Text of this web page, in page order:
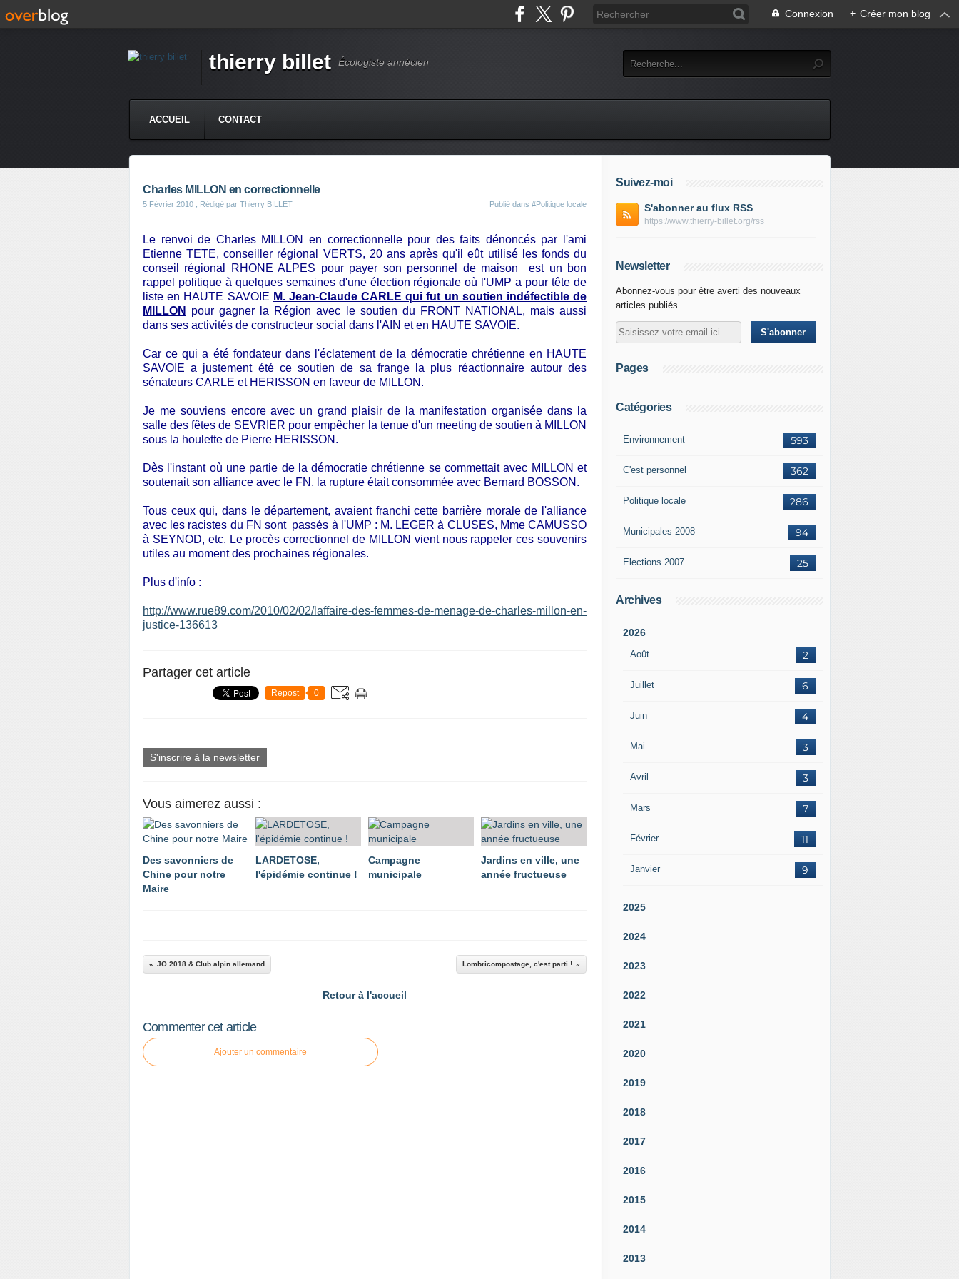
Connexion + Créer mon blog
thierry billet Écologiste annécien
ACCUEIL CONTACT
Charles MILLON en correctionnelle
5 Février 2010 , Rédigé par Thierry BILLET Publié dans #Politique locale
Le renvoi de Charles MILLON en correctionnelle pour des faits dénoncés par l'ami
Etienne TETE, conseiller régional VERTS, 20 ans après qu'il eût utilisé les fonds du
conseil régional RHONE ALPES pour payer son personnel de maison
est un bon
rappel politique à quelques semaines d'une élection régionale où l'UMP a pour tête de
liste en HAUTE SAVOIE M. Jean-Claude CARLE qui fut un soutien indéfectible de
MILLON
pour gagner la Région avec le soutien du FRONT NATIONAL, mais aussi
dans ses activités de constructeur social dans l'AIN et en HAUTE SAVOIE.
Car ce qui a été fondateur dans l'éclatement de la démocratie chrétienne en HAUTE
SAVOIE a justement été ce soutien de sa frange la plus réactionnaire autour des
sénateurs CARLE et HERISSON en faveur de MILLON.
Je me souviens encore avec un grand plaisir de la manifestation organisée dans la
salle des fêtes de SEVRIER pour empêcher la tenue d'un meeting de soutien à MILLON
sous la houlette de Pierre HERISSON.
Dès l'instant où une partie de la démocratie chrétienne se commettait avec MILLON et
soutenait son alliance avec le FN, la rupture était consommée avec Bernard BOSSON.
Tous ceux qui, dans le département, avaient franchi cette barrière morale de l'alliance
avec les racistes du FN sont passés à l'UMP : M. LEGER à CLUSES, Mme CAMUSSO
à SEYNOD, etc. Le procès correctionnel de MILLON vient nous rappeler ces souvenirs
utiles au moment des prochaines régionales.
Plus d'info :
http://www.rue89.com/2010/02/02/laffaire-des-femmes-de-menage-de-charles-millon-en-
justice-136613
Partager cet article
Repost 0
S'inscrire à la newsletter
Vous aimerez aussi :
Des savonniers de
Chine pour notre
Maire
LARDETOSE,
l'épidémie continue !
Campagne
municipale
Jardins en ville, une
année fructueuse
JO 2018 & Club alpin allemand Lombricompostage, c'est parti !
Retour à l'accueil
Commenter cet article
Ajouter un commentaire
Suivez-moi
S'abonner au flux RSS
https://www.thierry-billet.org/rss
Newsletter
Abonnez-vous pour être averti des nouveaux
articles publiés.
Pages
Catégories
593
Environnement
362
C'est personnel
286
Politique locale
94
Municipales 2008
25
Elections 2007
Archives
2026
Août 2
Juillet 6
Juin 4
Mai 3
Avril 3
Mars 7
Février 11
Janvier 9
2025
2024
2023
2022
2021
2020
2019
2018
2017
2016
2015
2014
2013